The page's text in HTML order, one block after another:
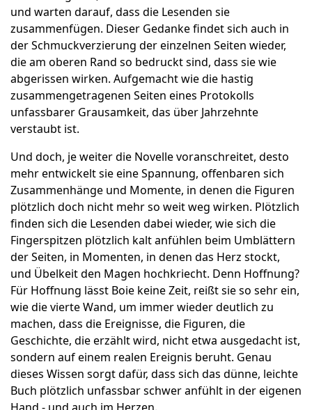
und warten darauf, dass die Lesenden sie
zusammenfügen. Dieser Gedanke findet sich auch in
der Schmuckverzierung der einzelnen Seiten wieder,
die am oberen Rand so bedruckt sind, dass sie wie
abgerissen wirken. Aufgemacht wie die hastig
zusammengetragenen Seiten eines Protokolls
unfassbarer Grausamkeit, das über Jahrzehnte
verstaubt ist.
Und doch, je weiter die Novelle voranschreitet, desto
mehr entwickelt sie eine Spannung, offenbaren sich
Zusammenhänge und Momente, in denen die Figuren
plötzlich doch nicht mehr so weit weg wirken. Plötzlich
finden sich die Lesenden dabei wieder, wie sich die
Fingerspitzen plötzlich kalt anfühlen beim Umblättern
der Seiten, in Momenten, in denen das Herz stockt,
und Übelkeit den Magen hochkriecht. Denn Hoffnung?
Für Hoffnung lässt Boie keine Zeit, reißt sie so sehr ein,
wie die vierte Wand, um immer wieder deutlich zu
machen, dass die Ereignisse, die Figuren, die
Geschichte, die erzählt wird, nicht etwa ausgedacht ist,
sondern auf einem realen Ereignis beruht. Genau
dieses Wissen sorgt dafür, dass sich das dünne, leichte
Buch plötzlich unfassbar schwer anfühlt in der eigenen